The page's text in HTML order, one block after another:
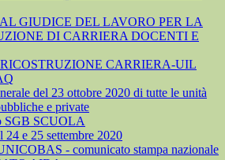
GIUDICE DEL LAVORO PER LA
DI CARRIERA DOCENTI E
CARRIERA-UIL
del 23 ottobre 2020 di tutte le unità
e private
SGB SCUOLA
24 e 25 settembre 2020
- comunicato stampa nazionale